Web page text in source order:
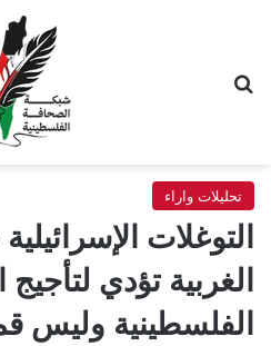
تحليلات واراء
التوغلات
الغربية تؤدي
الفلسطينية وليس